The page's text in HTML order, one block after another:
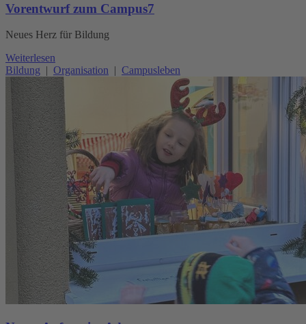
Vorentwurf zum Campus7
Neues Herz für Bildung
Weiterlesen
Bildung | Organisation | Campusleben